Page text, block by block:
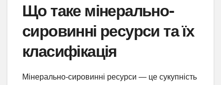
Що таке мінерально-
сировинні ресурси та їх
класифікація
Мінерально-сировинні ресурси — це сукупність